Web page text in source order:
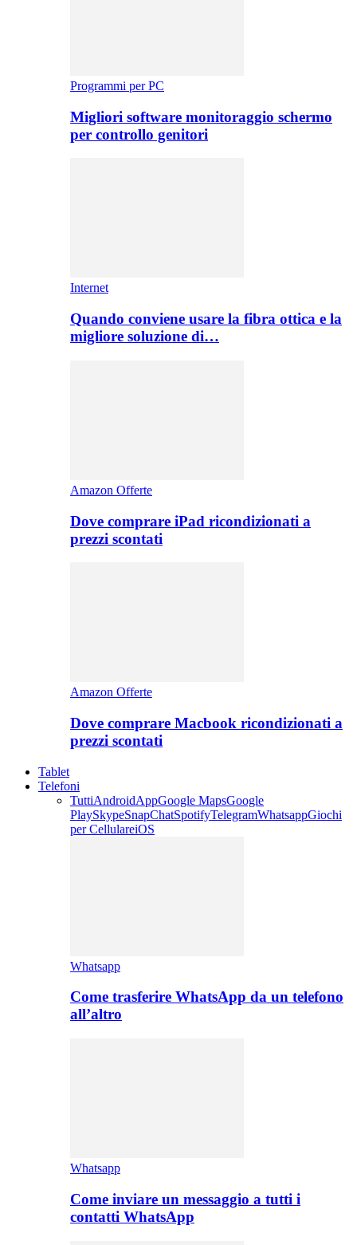
Programmi per PC
Migliori software monitoraggio schermo
per controllo genitori
Internet
Quando conviene usare la fibra ottica e la
migliore soluzione di…
Amazon Offerte
Dove comprare iPad ricondizionati a
prezzi scontati
Amazon Offerte
Dove comprare Macbook ricondizionati a
prezzi scontati
Tablet
Telefoni
TuttiAndroidAppGoogle MapsGoogle
PlaySkypeSnapChatSpotifyTelegramWhatsappGiochi
per CellulareiOS
Whatsapp
Come trasferire WhatsApp da un telefono
all’altro
Whatsapp
Come inviare un messaggio a tutti i
contatti WhatsApp